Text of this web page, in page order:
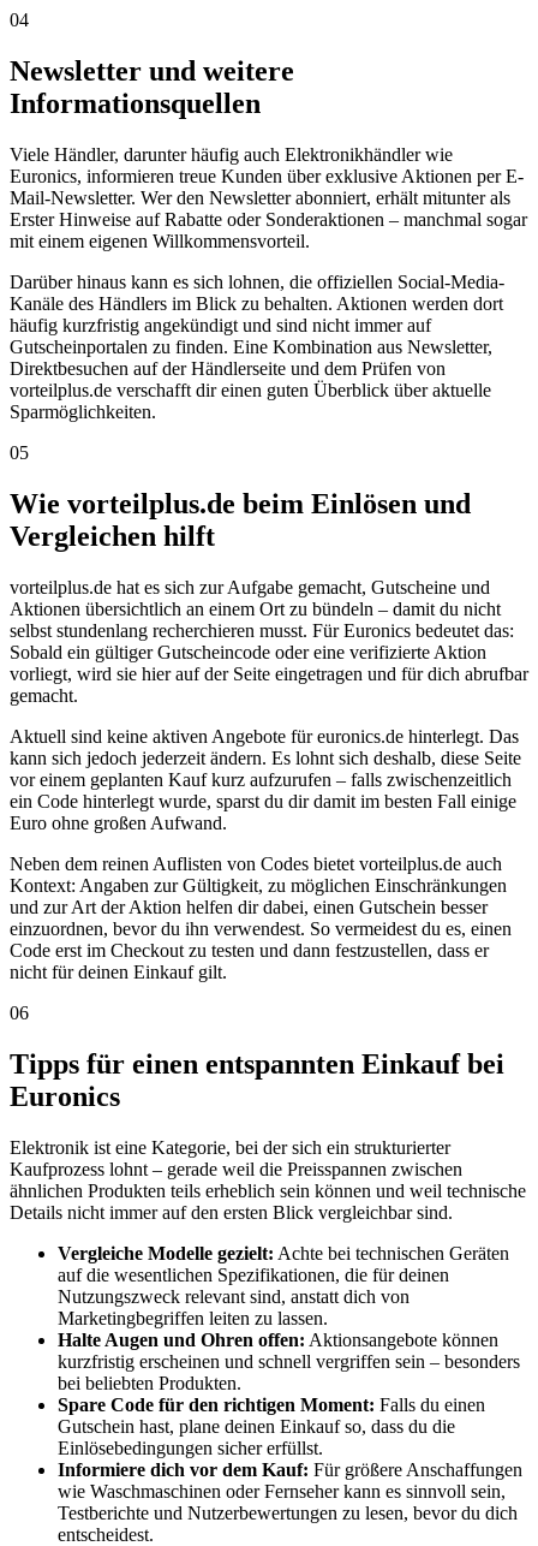
04
Newsletter und weitere
Informationsquellen
Viele Händler, darunter häufig auch Elektronikhändler wie
Euronics, informieren treue Kunden über exklusive Aktionen per E-
Mail-Newsletter. Wer den Newsletter abonniert, erhält mitunter als
Erster Hinweise auf Rabatte oder Sonderaktionen – manchmal sogar
mit einem eigenen Willkommensvorteil.
Darüber hinaus kann es sich lohnen, die offiziellen Social-Media-
Kanäle des Händlers im Blick zu behalten. Aktionen werden dort
häufig kurzfristig angekündigt und sind nicht immer auf
Gutscheinportalen zu finden. Eine Kombination aus Newsletter,
Direktbesuchen auf der Händlerseite und dem Prüfen von
vorteilplus.de verschafft dir einen guten Überblick über aktuelle
Sparmöglichkeiten.
05
Wie vorteilplus.de beim Einlösen und
Vergleichen hilft
vorteilplus.de hat es sich zur Aufgabe gemacht, Gutscheine und
Aktionen übersichtlich an einem Ort zu bündeln – damit du nicht
selbst stundenlang recherchieren musst. Für Euronics bedeutet das:
Sobald ein gültiger Gutscheincode oder eine verifizierte Aktion
vorliegt, wird sie hier auf der Seite eingetragen und für dich abrufbar
gemacht.
Aktuell sind keine aktiven Angebote für euronics.de hinterlegt. Das
kann sich jedoch jederzeit ändern. Es lohnt sich deshalb, diese Seite
vor einem geplanten Kauf kurz aufzurufen – falls zwischenzeitlich
ein Code hinterlegt wurde, sparst du dir damit im besten Fall einige
Euro ohne großen Aufwand.
Neben dem reinen Auflisten von Codes bietet vorteilplus.de auch
Kontext: Angaben zur Gültigkeit, zu möglichen Einschränkungen
und zur Art der Aktion helfen dir dabei, einen Gutschein besser
einzuordnen, bevor du ihn verwendest. So vermeidest du es, einen
Code erst im Checkout zu testen und dann festzustellen, dass er
nicht für deinen Einkauf gilt.
06
Tipps für einen entspannten Einkauf bei
Euronics
Elektronik ist eine Kategorie, bei der sich ein strukturierter
Kaufprozess lohnt – gerade weil die Preisspannen zwischen
ähnlichen Produkten teils erheblich sein können und weil technische
Details nicht immer auf den ersten Blick vergleichbar sind.
Vergleiche Modelle gezielt: Achte bei technischen Geräten
auf die wesentlichen Spezifikationen, die für deinen
Nutzungszweck relevant sind, anstatt dich von
Marketingbegriffen leiten zu lassen.
Halte Augen und Ohren offen: Aktionsangebote können
kurzfristig erscheinen und schnell vergriffen sein – besonders
bei beliebten Produkten.
Spare Code für den richtigen Moment: Falls du einen
Gutschein hast, plane deinen Einkauf so, dass du die
Einlösebedingungen sicher erfüllst.
Informiere dich vor dem Kauf: Für größere Anschaffungen
wie Waschmaschinen oder Fernseher kann es sinnvoll sein,
Testberichte und Nutzerbewertungen zu lesen, bevor du dich
entscheidest.